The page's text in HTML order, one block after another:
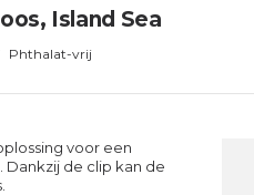
Island Sea
Phthalat-vrij
voor een
Dankzij de clip kan de